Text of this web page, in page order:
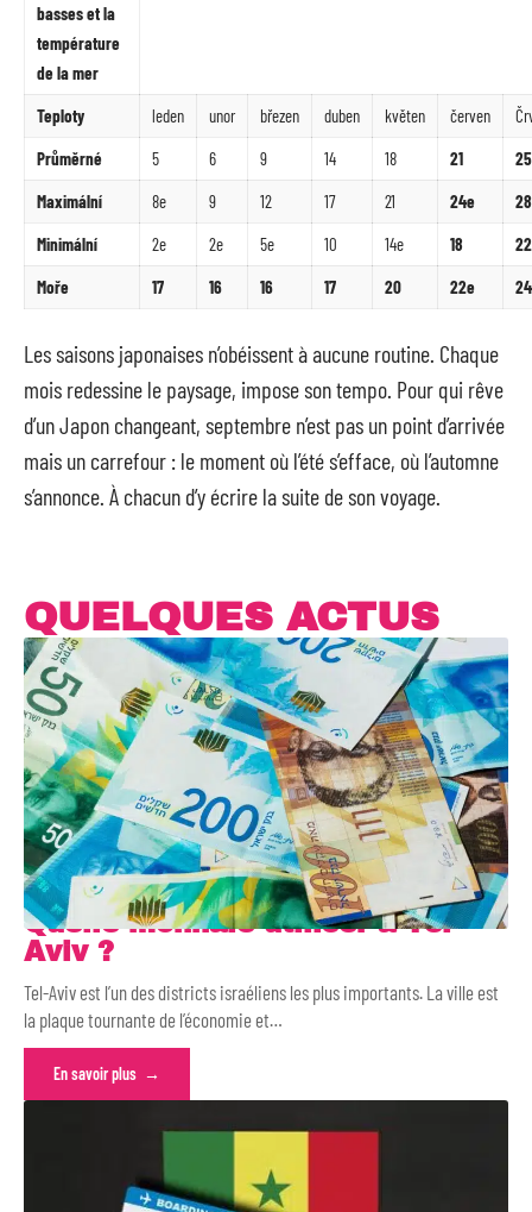
basses et la
température
de la mer
Teploty
leden unor březen duben květen červen
Průměrné
5 6 9 14 18 21
25
Maximální
8e 9 12 17 21 24e
Minimální
2e 2e 5e 10 14e 18
Moře
17 16 16 17 20 22e
Les saisons japonaises n’obéissent à aucune routine. Chaque
mois redessine le paysage, impose son tempo. Pour qui rêve
d’un Japon changeant, septembre n’est pas un point d’arrivée
mais un carrefour : le moment où l’été s’efface, où l’automne
s’annonce. À chacun d’y écrire la suite de son voyage.
QUELQUES ACTUS
Quelle monnaie utiliser à Tel-
Aviv ?
Tel-Aviv est l’un des districts israéliens les plus importants. La ville est
la plaque tournante de l’économie et…
En savoir plus